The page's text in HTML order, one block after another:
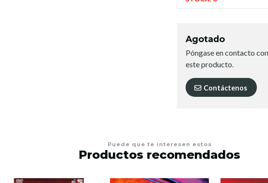
Agotado
Póngase en contacto
este producto.
Contáctenos
Puede que te interesen estos
Productos recomendados